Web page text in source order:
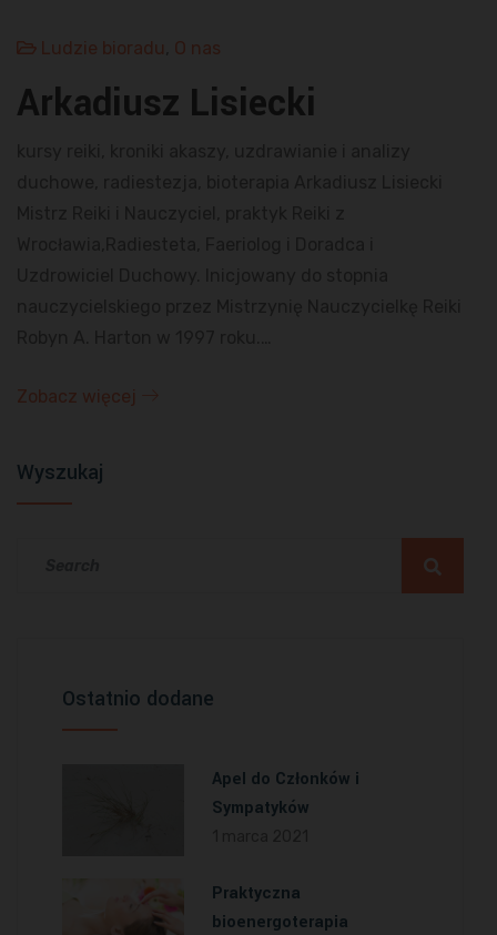
Ludzie bioradu O nas
Arkadiusz Lisiecki
Zobacz więcej
Wyszukaj
Ostatnio dodane
Apel do Członków i
Sympatyków
Praktyczna
bioenergoterapia